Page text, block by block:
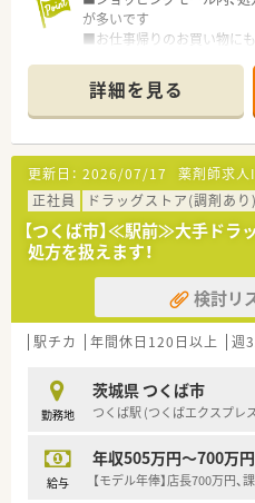
が多いです
■お仕事帰りのお買い物に
可能な方の募集です
詳細を見る
更新日： 2026/07/17 薬剤師求人
正社員
ドラッグストア(調剤あり)
【つくば市】≪駅前≫大手ド
処方を扱えます！
検討リ
駅チカ 年間休日120日以上 週
勤務地
茨城県 つくば市
つくば駅 (つくばエクスプレ
給与
年収505万円～700万円
【モデル年俸】店長700万円、